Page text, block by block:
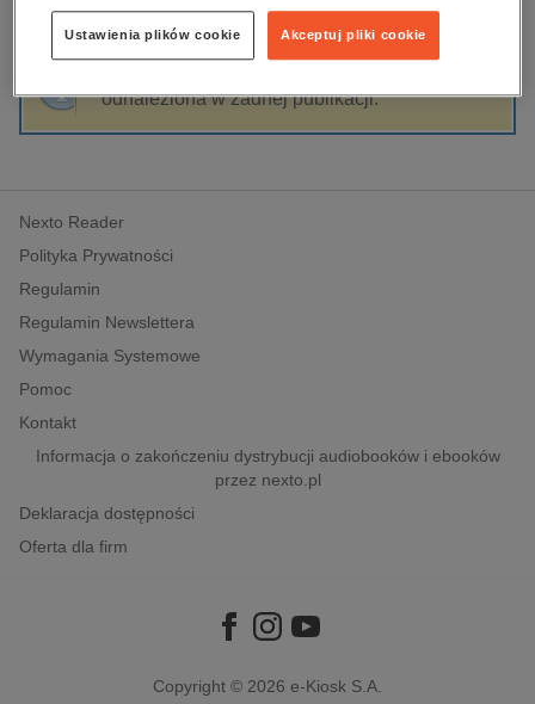
dzienniki
edukacja
hobby, sport, rozrywka
komputery, internet, technologie, informatyka
polityka, społeczno-informacyjne
psychologiczne
inne
popularno-naukowe
historia
Sortowanie Filtrowanie
odnaleziona w żadnej publikacji.
Nexto Reader
Polityka Prywatności
Regulamin
Regulamin Newslettera
Wymagania Systemowe
Pomoc
Kontakt
Informacja o zakończeniu dystrybucji audiobooków i ebooków
przez nexto.pl
Deklaracja dostępności
Oferta dla firm
Copyright © 2026 e-Kiosk S.A.
Akceptuj pliki cookie
Ustawienia plików cookie